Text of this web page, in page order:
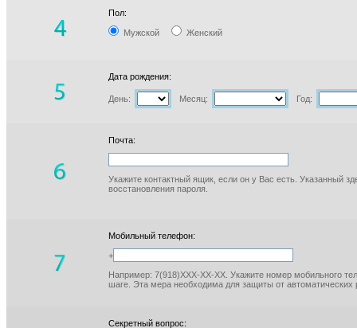
Пол:
Мужской Женский
Дата рождения:
День: Месяц: Год:
Почта:
Укажите контактный ящик, если он у Вас есть. Указанный
восстановления пароля.
Мобильный телефон:
+
Например: 7(918)XXX-XX-XX. Укажите номер мобильного
шаге. Эта мера необходима для защиты от автоматических
Секретный вопрос: